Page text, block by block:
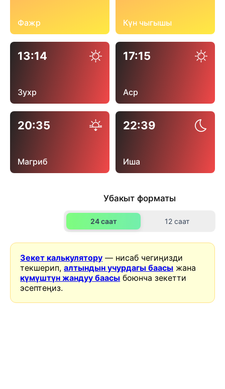
Фажр Күн чыгышы
13:14
Зухр
17:15
Аср
20:35
Магриб
22:39
Иша
Убакыт форматы
24 саат 12 саат
Зекет калькулятору — нисаб чегиңизди
текшерип,алтындын учурдагы баасы жана
күмүштүн жандуу баасы боюнча зекетти
эсептеңиз.